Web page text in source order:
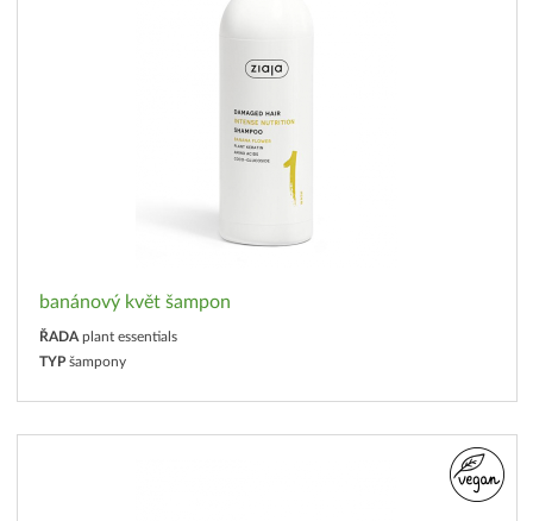
banánový květ šampon
ŘADA plant essentials
TYP šampony